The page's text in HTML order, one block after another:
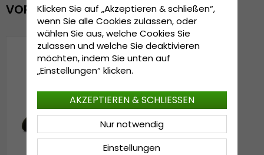
VOR KURZEM ANGESEHEN
Klicken Sie auf „Akzeptieren & schließen“,
wenn Sie alle Cookies zulassen, oder
wählen Sie aus, welche Cookies Sie
zulassen und welche Sie deaktivieren
möchten, indem Sie unten auf
„Einstellungen“ klicken.
Einstellungen
Nur notwendig
AKZEPTIEREN & SCHLIESSEN